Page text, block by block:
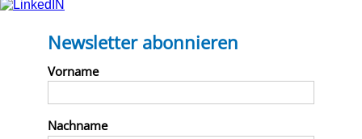
Newsletter abonnieren
Vorname
Nachname